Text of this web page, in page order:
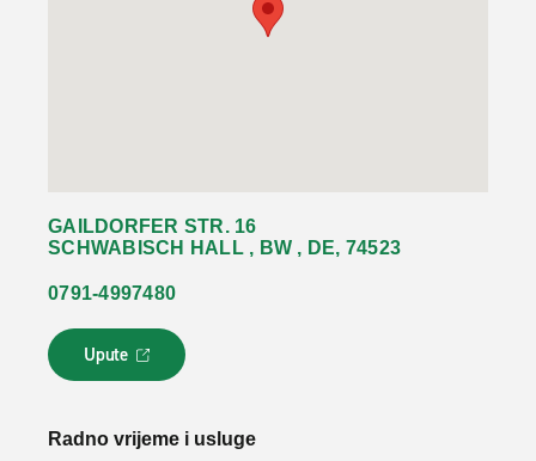
GAILDORFER STR. 16
SCHWABISCH HALL , BW , DE, 74523
0791-4997480
Upute
L
i
k
Radno vrijeme i usluge